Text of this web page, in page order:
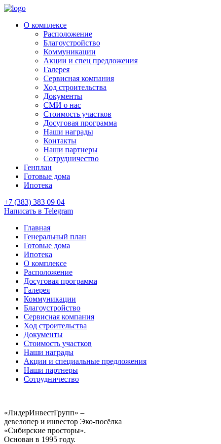
О комплексе
Расположение
Благоустройство
Коммуникации
Акции и спец предложения
Галерея
Сервисная компания
Ход строительства
Документы
СМИ о нас
Стоимость участков
Досуговая программа
Наши награды
Контакты
Наши партнеры
Сотрудничество
Генплан
Готовые дома
Ипотека
+7 (383) 383 09 04
Написать в Telegram
Главная
Генеральный план
Готовые дома
Ипотека
О комплексе
Расположение
Досуговая программа
Галерея
Коммуникации
Благоустройство
Сервисная компания
Ход строительства
Документы
Стоимость участков
Наши награды
Акции и специальные предложения
Наши партнеры
Сотрудничество
«ЛидерИнвестГрупп» –
девелопер и инвестор Эко-посёлка
«Сибирские просторы».
Основан в 1995 году.